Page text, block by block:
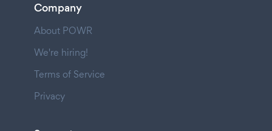
Company
About POWR
We're hiring!
Terms of Service
Privacy